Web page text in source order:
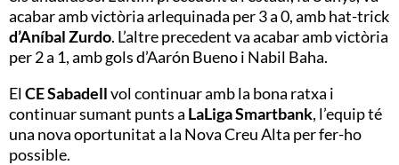
acabar amb victòria arlequinada per 3 a 0, amb hat-trick
d’Aníbal Zurdo. L’altre precedent va acabar amb victòria
per 2 a 1, amb gols d’Aarón Bueno i Nabil Baha.
ElCE Sabadellvol continuar amb la bona ratxa i
continuar sumant punts a LaLiga Smartbank, l’equip té
una nova oportunitat a la Nova Creu Alta per fer-ho
possible.